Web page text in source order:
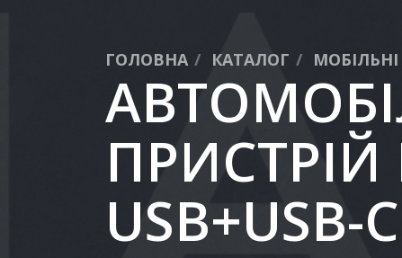
ГОЛОВНА КАТАЛОГ
ПРИСТРІЙ
USB+USB-C